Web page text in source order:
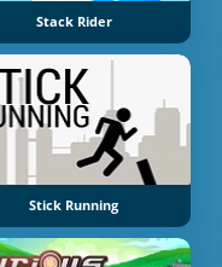
Stack Rider
Stick Running